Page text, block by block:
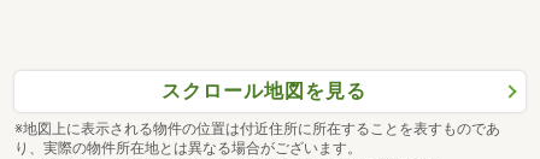
スクロール地図を見る
※地図上に表示される物件の位置は付近住所に所在することを表すものであ
り、実際の物件所在地とは異なる場合がございます。